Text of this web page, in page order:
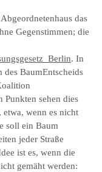
das
Gegenstimmen; die
. In
des BaumEntscheids
Punkten sehen dies
etwa, wenn es nicht
soll ein Baum
jeder Straße
ist es, wenn die
gemäht werden: